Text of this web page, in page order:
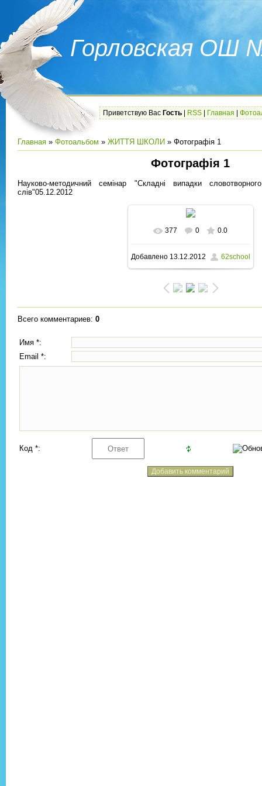
Горловская ОШ
Приветствую Вас Гость RSS Главная
Главная » Фотоальбом » ЖИТТЯ ШКОЛИ » Фотографія 1
Фотографія 1
Науково-методичний семінар "Складні випадки
слів"05.12.2012
В реальном размере
1600x1200/ 222.7Kb
377 0 0.0
Добавлено13.12.2012 62school
Всего комментариев: 0
Имя *:
Email *:
Код *: